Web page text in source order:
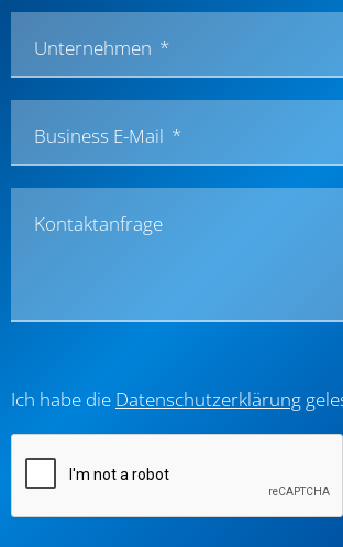
Unternehmen
Business E-Mail
Kontaktanfrage
Ich habe die Datenschutzerklärung